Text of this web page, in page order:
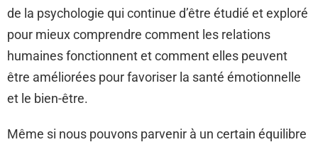
de la psychologie qui continue d’être étudié et exploré
pour mieux comprendre comment les relations
humaines fonctionnent et comment elles peuvent
être améliorées pour favoriser la santé émotionnelle
et le bien-être.
Même si nous pouvons parvenir à un certain équilibre